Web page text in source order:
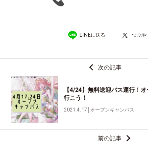
LINEに送る つぶや
次の記事
【4/24】無料送迎バス運行！
行こう！
2021.4.17 オープンキャンパス
前の記事